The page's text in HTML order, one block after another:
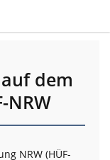
dem
NRW
NRW (HÜF-